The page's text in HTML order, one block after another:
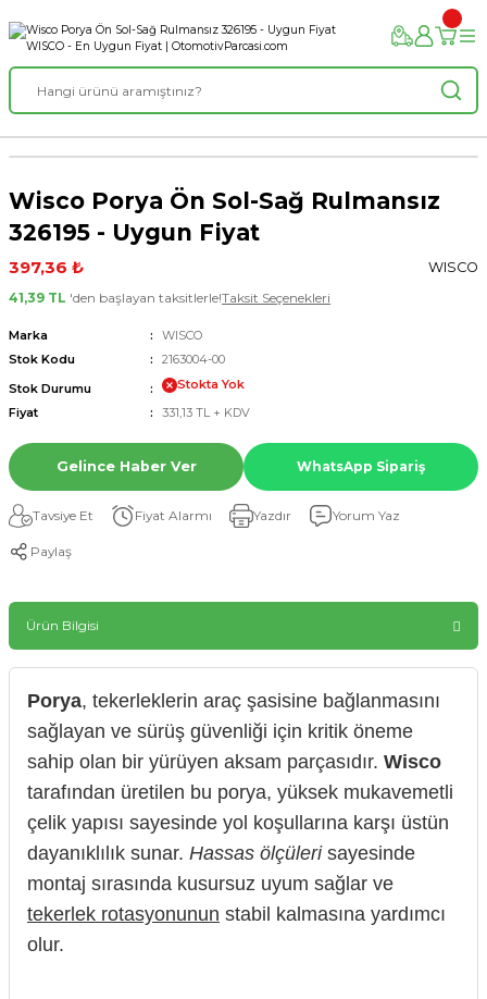
Wisco Porya Ön Sol-Sağ Rulmansız
326195 - Uygun Fiyat
397,36 ₺
WISCO
41,39 TL 'den başlayan taksitlerle!Taksit Seçenekleri
Marka
WISCO
Stok Kodu
2163004-00
Stok Durumu
Stokta Yok
Fiyat
331,13 TL + KDV
Gelince Haber Ver WhatsApp Sipariş
Tavsiye Et Fiyat Alarmı Yazdır Yorum Yaz
Paylaş
Ürün Bilgisi
Porya, tekerleklerin araç şasisine bağlanmasını
sağlayan ve sürüş güvenliği için kritik öneme
sahip olan bir yürüyen aksam parçasıdır. Wisco
tarafından üretilen bu porya, yüksek mukavemetli
çelik yapısı sayesinde yol koşullarına karşı üstün
dayanıklılık sunar. Hassas ölçülerisayesinde
montaj sırasında kusursuz uyum sağlar ve
tekerlek rotasyonunun stabil kalmasına yardımcı
olur.